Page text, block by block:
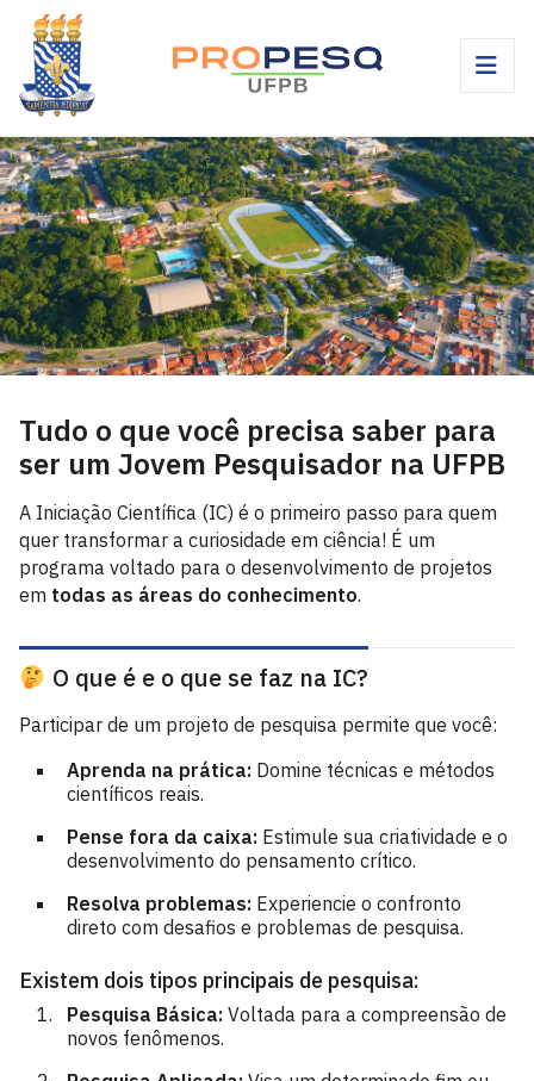
Tudo o que você precisa saber para
ser um Jovem Pesquisador na UFPB
A Iniciação Científica (IC) é o primeiro passo para quem
quer transformar a curiosidade em ciência! É um
programa voltado para o desenvolvimento de projetos
em todas as áreas do conhecimento.
O que é e o que se faz na IC?
Participar de um projeto de pesquisa permite que você:
Aprenda na prática: Domine técnicas e métodos
científicos reais.
Pense fora da caixa: Estimule sua criatividade e o
desenvolvimento do pensamento crítico.
Resolva problemas: Experiencie o confronto
direto com desafios e problemas de pesquisa.
Existem dois tipos principais de pesquisa:
Pesquisa Básica: Voltada para a compreensão de
novos fenômenos.